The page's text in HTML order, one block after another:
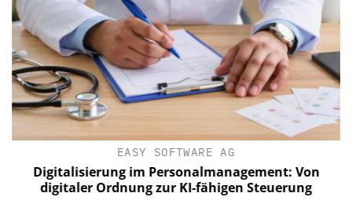
EASY SOFTWARE AG
Digitalisierung im Personalmanagement: Von
digitaler Ordnung zur KI-fähigen Steuerung